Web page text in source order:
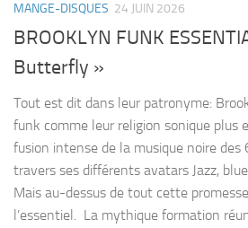
MANGE-DISQUES 24 JUIN 2026
BROOKLYN FUNK
Butterfly »
Tout est dit dans leur patronyme:
funk comme leur religion sonique plus
fusion intense de la musique noire des
travers ses différents avatars Jazz,
Mais au-dessus de tout cette
l’essentiel. La mythique formation